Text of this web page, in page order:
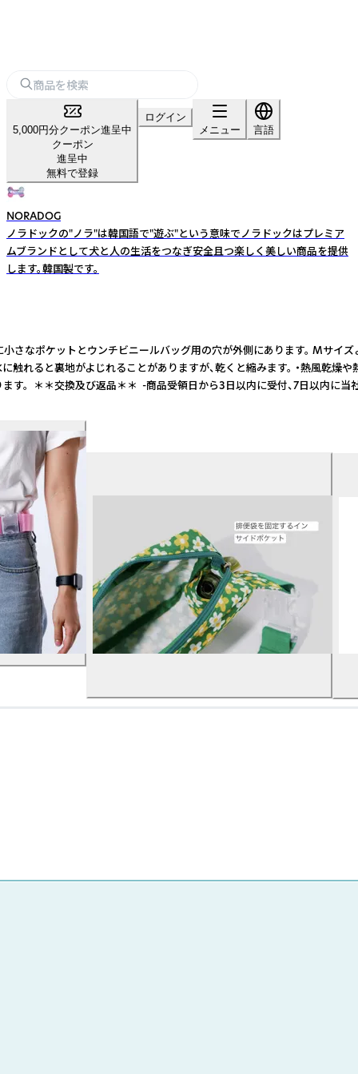
5,000円分クーポン進呈中
クーポン
進呈中
無料で登録
ログイン
メニュー
言語
NORADOG
ノラドックの"ノラ"は韓国語で"遊ぶ"という意味でノラドックはプレミア
ムブランドとして犬と人の生活をつなぎ安全且つ楽しく美しい商品を提供
します。韓国製です。
ケットとウンチビニールバッグ用の穴が外側にあります。 Mサ
と裏地がよじれることがありますが、乾くと縮みます。 ・熱風
。 ＊＊交換及び返品＊＊ -商品受領日から3日以内に受付、7日以